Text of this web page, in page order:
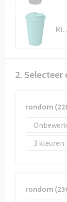
Papieren tassen
Strandtassen
2.
rondom
3
rondom